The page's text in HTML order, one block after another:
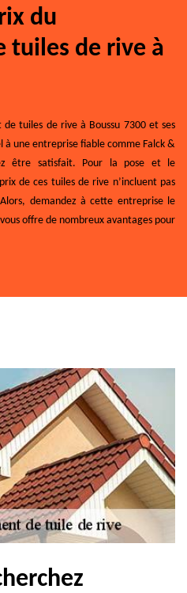
du
tuiles de rive à
tuiles de rive à Boussu 7300 et ses
à une entreprise fiable comme Falck &
être satisfait. Pour la pose et le
de ces tuiles de rive n’incluent pas
demandez à cette entreprise le
offre de nombreux avantages pour